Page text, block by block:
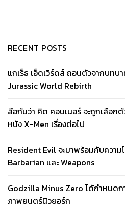
RECENT POSTS
แกเร็ธ เอ็ดเวิร์ดส์ ถอนตัวจากบท
Jurassic World Rebirth
ลือกันว่า คิต คอนเนอร์ จะถูกเลือก
หนัง X-Men เรื่องต่อไป
Resident Evil จะมาพร้อมกับควา
Barbarian และ Weapons
Godzilla Minus Zero ได้กำหนด
ภาพยนตร์นิวยอร์ก